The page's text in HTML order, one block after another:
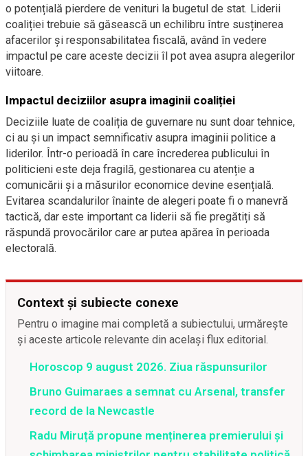
o potențială pierdere de venituri la bugetul de stat. Liderii
coaliției trebuie să găsească un echilibru între susținerea
afacerilor și responsabilitatea fiscală, având în vedere
impactul pe care aceste decizii îl pot avea asupra alegerilor
viitoare.
Impactul deciziilor asupra imaginii coaliției
Deciziile luate de coaliția de guvernare nu sunt doar tehnice,
ci au și un impact semnificativ asupra imaginii politice a
liderilor. Într-o perioadă în care încrederea publicului în
politicieni este deja fragilă, gestionarea cu atenție a
comunicării și a măsurilor economice devine esențială.
Evitarea scandalurilor înainte de alegeri poate fi o manevră
tactică, dar este important ca liderii să fie pregătiți să
răspundă provocărilor care ar putea apărea în perioada
electorală.
Context și subiecte conexe
Pentru o imagine mai completă a subiectului, urmărește
și aceste articole relevante din același flux editorial.
Horoscop 9 august 2026. Ziua răspunsurilor
Bruno Guimaraes a semnat cu Arsenal, transfer
record de la Newcastle
Radu Miruță propune menținerea premierului și